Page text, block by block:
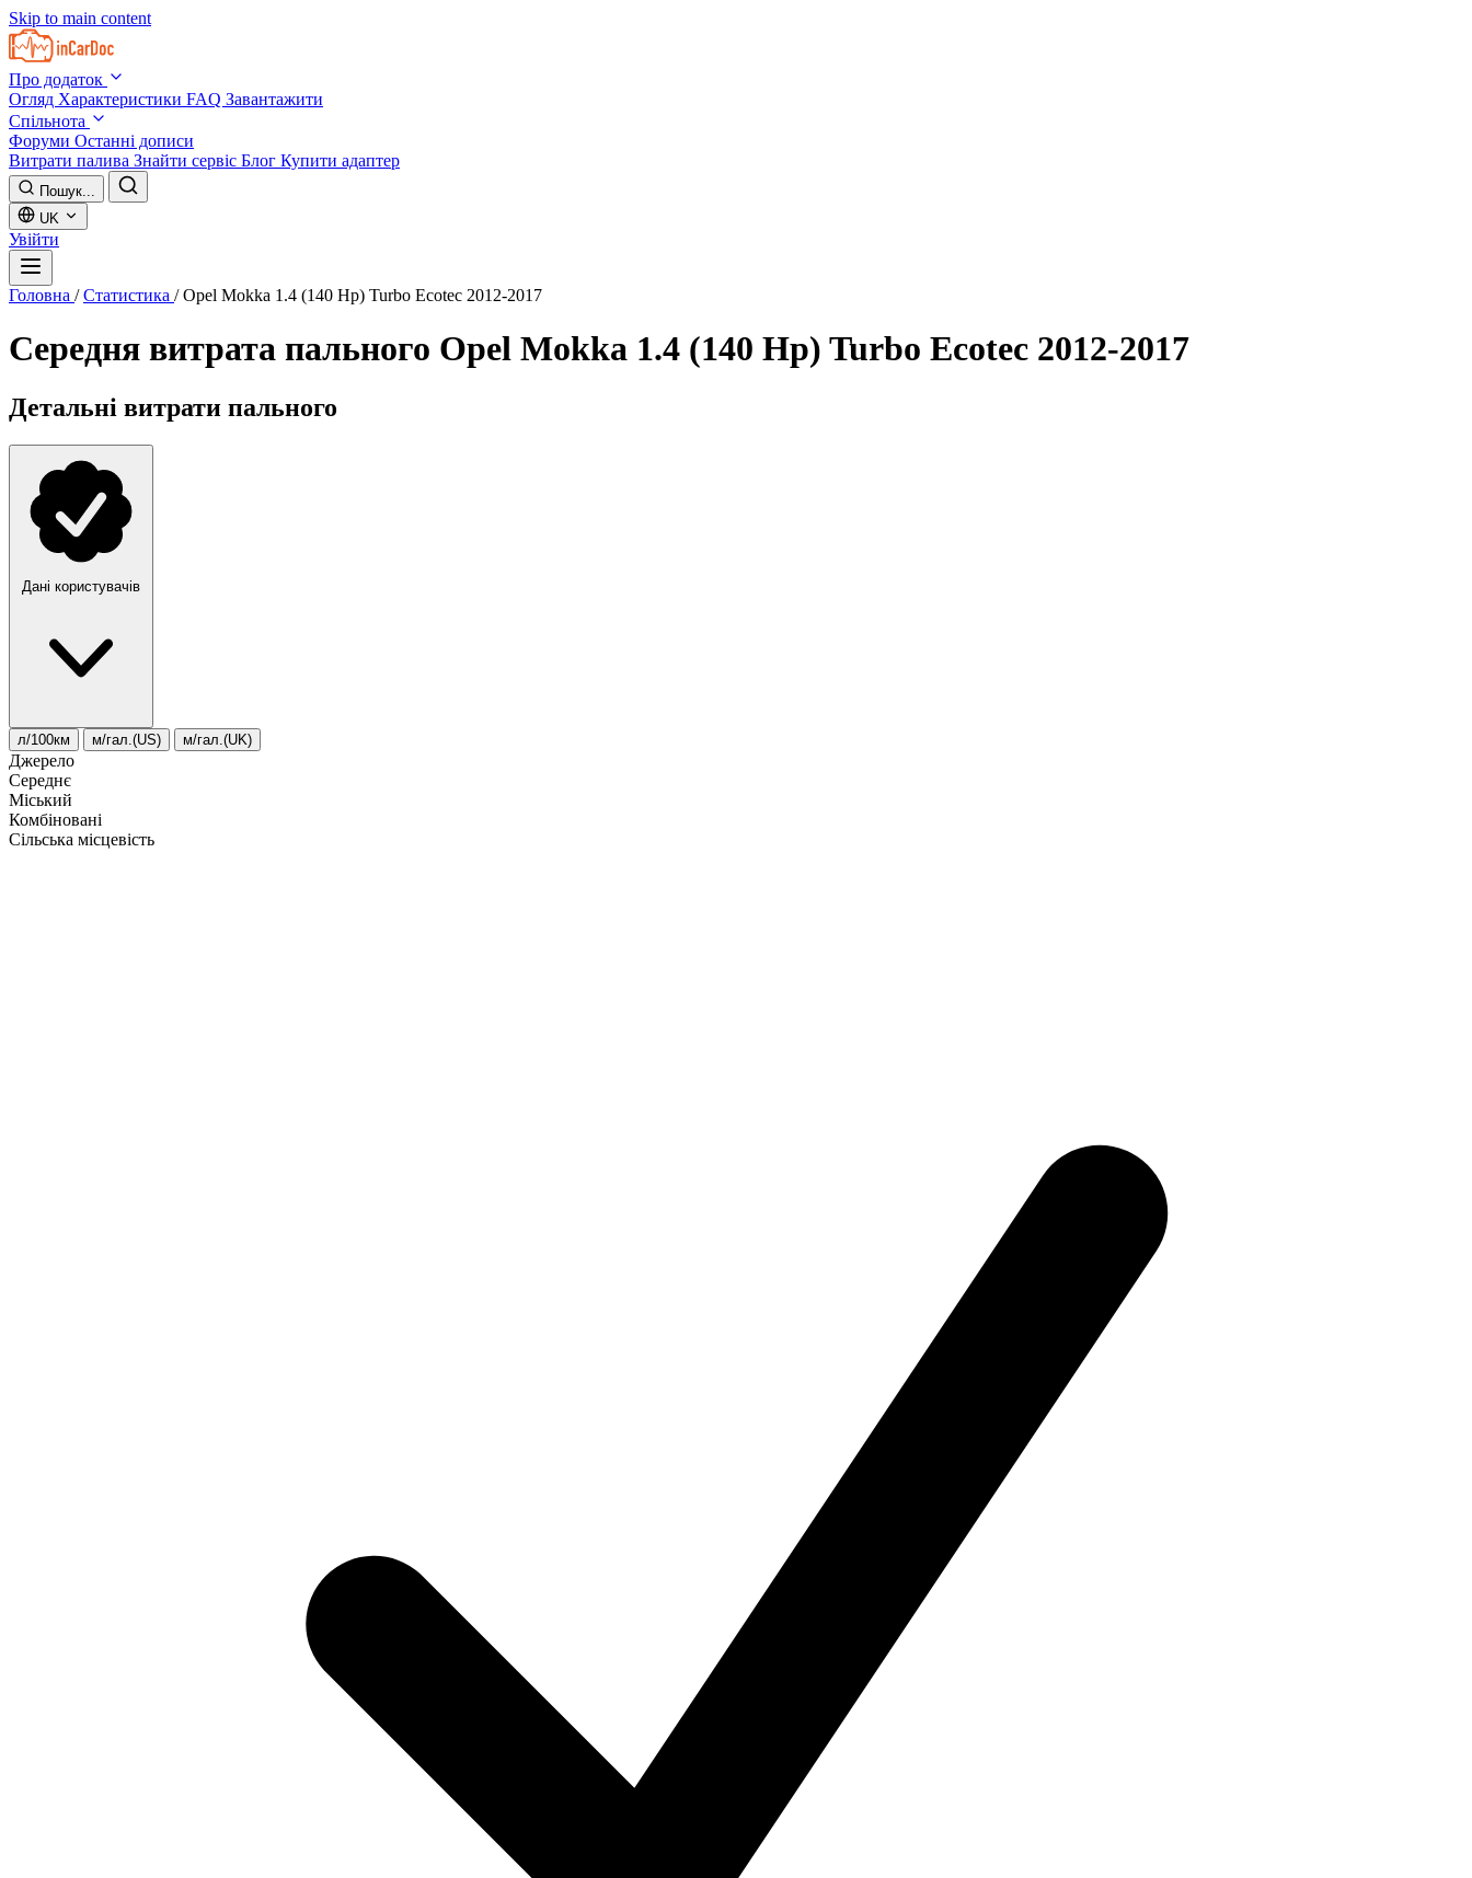
Skip to main content
Про додаток
Огляд Характеристики FAQ Завантажити
Спільнота
Форуми Останні дописи
Витрати палива Знайти сервіс Блог Купити адаптер
Пошук...
UK
Увійти
Головна / Статистика / Opel Mokka 1.4 (140 Hp) Turbo Ecotec 2012-2017
Середня витрата пального Opel Mokka 1.4 (140 Hp) Turbo Ecotec 2012-2017
Детальні витрати пального
Дані користувачів
л/100км м/гал.(US) м/гал.(UK)
Джерело
Середнє
Міський
Комбіновані
Сільська місцевість